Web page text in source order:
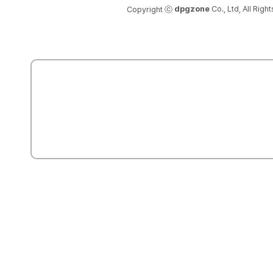
Copyright ⓒ dpgzone Co., Ltd, All